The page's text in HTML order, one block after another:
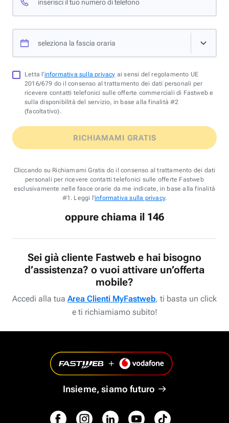
inserisci il tuo numero di telefono
seleziona la fascia oraria
Letta l'informativa sulla privacy ai sensi del regolamento UE
2016/679 do il consenso al trattamento dei dati personali per
ricevere contatti telefonici sulle offerte commerciali di Fastweb e
sulla disponibilità del servizio, in base alla finalità #2
(facoltativo).
RICHIAMAMI GRATIS
Cliccando su Richiamami Gratis do il consenso al trattamento dei dati
personali per ricevere contatti telefonici sulle offerte Fastweb
esclusivamente nelle fasce orarie da me indicate, in base alla finalità
#1. Leggi l'informativa sulla privacy.
oppure chiama il 146
Sei già cliente Fastweb e hai bisogno
d’assistenza? o vuoi attivare un’offerta
mobile?
Accedi alla tua Area Clienti MyFastweb, ti basta un click
e ti richiamiamo subito!
Insieme, siamo futuro